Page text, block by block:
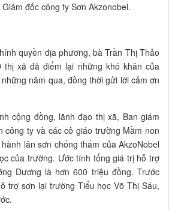
đốc công ty Sơn Akzonobel.
quyền địa phương, bà Trần Thị Thảo
thị xã đã điểm lại những khó khăn của
năm qua, đồng thời gửi lời cảm ơn
cộng đồng, lãnh đạo thị xã, Ban giám
công ty và các cô giáo trường Mầm non
lăn sơn chống thấm của AkzoNobel
của trường. Ước tính tổng giá trị hỗ trợ
Dương là hơn 600 triệu đồng. Trước
trợ sơn lại trường Tiểu học Võ Thị Sáu,